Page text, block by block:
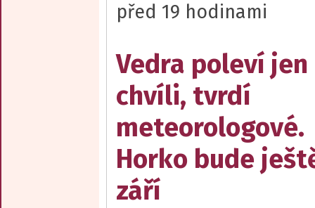
před 19 hodinami
Vedra poleví jen
chvíli, tvrdí
meteorologové.
Horko bude
září